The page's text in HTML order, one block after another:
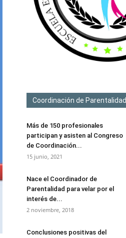
Coordinación de Parentalidad
Más de 150 profesionales
participan y asisten al Congreso
de Coordinación...
15 junio, 2021
Nace el Coordinador de
Parentalidad para velar por el
interés de...
2 noviembre, 2018
Conclusiones positivas del